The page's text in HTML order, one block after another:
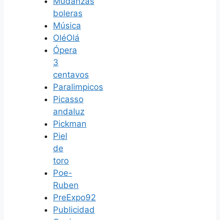
boleras
Música
OléOlá
Ópera
3
centavos
Paralimpicos
Picasso
andaluz
Pickman
Piel
de
toro
Poe-
Ruben
PreExpo92
Publicidad